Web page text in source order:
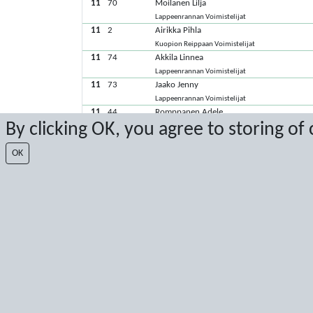
By clicking OK, you agree to storing
OK
11 70 Moilanen Lilja
Lappeenrannan Voimistelijat
11 2 Airikka Pihla
Kuopion Reippaan Voimistelijat
11 74 Akkila Linnea
Lappeenrannan Voimistelijat
11 73 Jaako Jenny
Lappeenrannan Voimistelijat
11 44 Romppanen Adele
Joensuun Kataja ry - Voimistelu
Salo Marjaana